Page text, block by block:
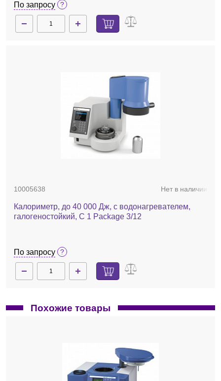
По запросу
10005638 Нет в наличии
Калориметр, до 40 000 Дж, с водонагревателем,
галогеностойкий, C 1 Package 3/12
По запросу
Похожие товары